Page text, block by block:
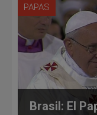
PAPAS
Brasil: El